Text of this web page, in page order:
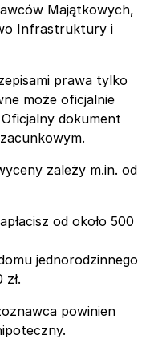
Majątkowych,
Infrastruktury i
prawa tylko
może oficjalnie
dokument
zależy m.in. od
od około 500
jednorodzinnego
zł.
powinien